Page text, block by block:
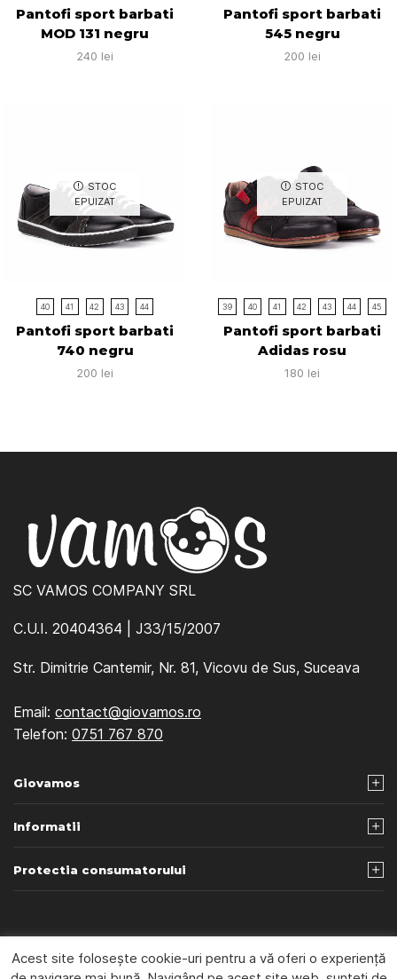
Pantofi sport barbati
MOD 131 negru
240 lei
Pantofi sport barbati
545 negru
200 lei
STOC
EPUIZAT
40 41 42 43 44
Pantofi sport barbati
740 negru
200 lei
STOC
EPUIZAT
39 40 41 42 43 44 45
Pantofi sport barbati
Adidas rosu
180 lei
SC VAMOS COMPANY SRL
C.U.I. 20404364 | J33/15/2007
Str. Dimitrie Cantemir, Nr. 81, Vicovu de Sus, Suceava
Email: contact@giovamos.ro
Telefon: 0751 767 870
Giovamos
Informatii
Protectia consumatorului
© 2026 Giovamos - Webdesign byBeniamin Iliut
Acest site folosește cookie-uri pentru a vă oferi o experiență